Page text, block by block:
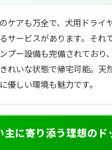
ケアも万全で、犬用ドライ
サービスがあります。それ
プー設備も完備されており
れいな状態で帰宅可能。天
優しい環境も魅力です。
主に寄り添う理想のド